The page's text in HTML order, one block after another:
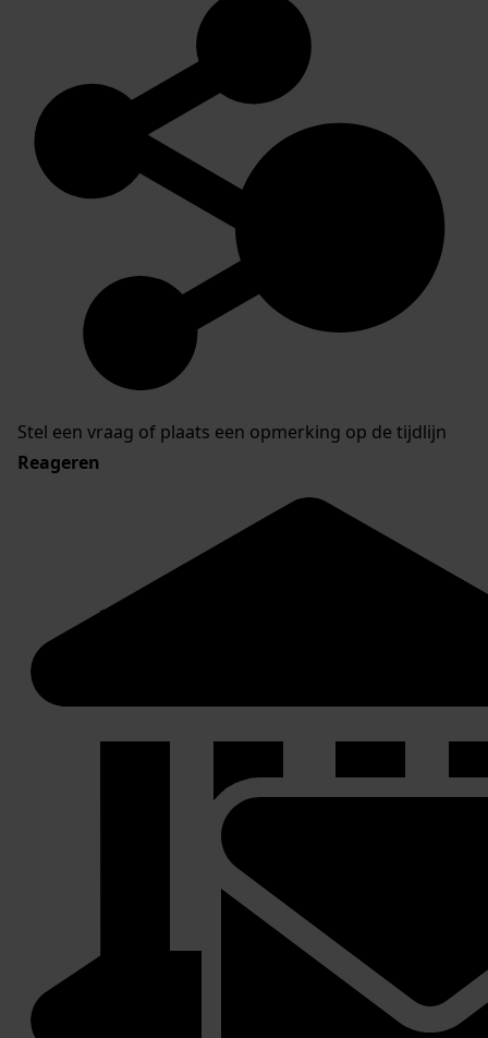
Stel een vraag of plaats een opmerking op de tijdlijn
Reageren